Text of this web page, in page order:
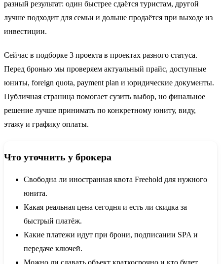
разный результат: один быстрее сдаётся туристам, другой
лучше подходит для семьи и дольше продаётся при выходе из
инвестиции.
Сейчас в подборке 3 проекта в проектах разного статуса.
Перед бронью мы проверяем актуальный прайс, доступные
юниты, foreign quota, payment plan и юридические документы.
Публичная страница помогает сузить выбор, но финальное
решение лучше принимать по конкретному юниту, виду,
этажу и графику оплаты.
Что уточнить у брокера
Свободна ли иностранная квота Freehold для нужного
юнита.
Какая реальная цена сегодня и есть ли скидка за
быстрый платёж.
Какие платежи идут при брони, подписании SPA и
передаче ключей.
Можно ли сдавать объект краткосрочно и кто будет